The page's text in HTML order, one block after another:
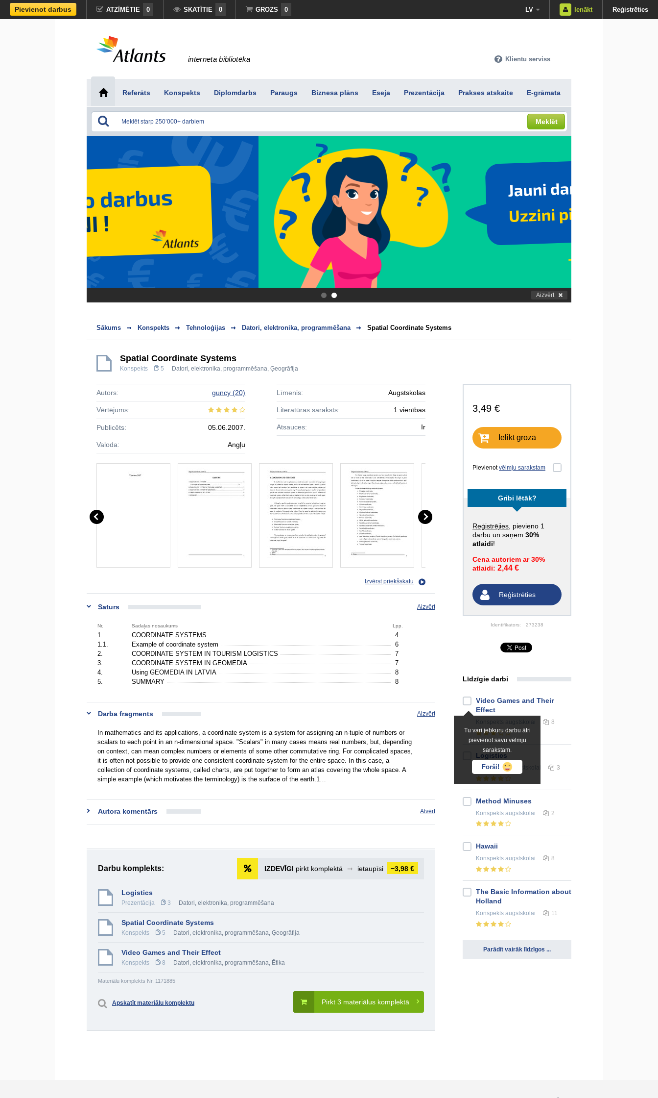
Pievienot darbus ATZĪMĒTIE 0 SKATĪTIE 0 GROZS 0 LV Ienākt Reģistrēties
interneta bibliotēka Klientu serviss
Referāts Konspekts Diplomdarbs Paraugs Biznesa plāns Eseja Prezentācija Prakses atskaite E-grāmata
Meklēt
. Aizvērt
Sākums Konspekts Tehnoloģijas Datori, elektronika, programmēšana Spatial Coordinate Systems
Spatial Coordinate Systems
Konspekts 5 Datori, elektronika, programmēšana, Ģeogrāfija
3,49 €
Ielikt grozā
Pievienotvēlmju sarakstam
Gribi lētāk?
Reģistrējies , pievieno 1
darbu un saņem 30%
atlaidi!
Cena autoriem ar 30%
atlaidi: 2,44 €
Reģistrēties
Identifikators: 273238
Autors: guncy (20)
Vērtējums:
Publicēts: 05.06.2007.
Valoda: Angļu
Līmenis: Augstskolas
Literatūras saraksts: 1 vienības
Atsauces: Ir
Izvērst priekšskatu
Saturs Aizvērt
Nr. Sadaļas nosaukums Lpp.
1. COORDINATE SYSTEMS
4
1.1.
Example of coordinate system
6
2.
COORDINATE SYSTEM IN TOURISM LOGISTICS
7
3.
COORDINATE SYSTEM IN GEOMEDIA
7
4.
Using GEOMEDIA IN LATVIA
8
5.
SUMMARY 8
Darba fragments Aizvērt
In mathematics and its applications, a coordinate system is a system for assigning an n-tuple of numbers or
scalars to each point in an n-dimensional space. "Scalars" in many cases means real numbers, but, depending
on context, can mean complex numbers or elements of some other commutative ring. For complicated spaces,
it is often not possible to provide one consistent coordinate system for the entire space. In this case, a
collection of coordinate systems, called charts, are put together to form an atlas covering the whole space. A
simple example (which motivates the terminology) is the surface of the earth.1…
Autora komentārs Atvērt
Darbu komplekts: IZDEVĪGI pirkt komplektā ➞ ietaupīsi −3,98 €
Logistics
Prezentācija 3 Datori, elektronika, programmēšana
Spatial Coordinate Systems
Konspekts 5 Datori, elektronika, programmēšana, Ģeogrāfija
Video Games and Their Effect
Konspekts 8 Datori, elektronika, programmēšana, Ētika
Materiālu komplekts Nr. 1171885
Pirkt 3 materiālus komplektā
Apskatīt materiālu komplektu
Līdzīgie darbi
Tu vari jebkuru darbu ātri
pievienot savu vēlmju
sarakstam.
Forši!
Video Games and Their
Effect
8
Logistics
Prezentācijaaugstskolai 3
Method Minuses
Konspekts augstskolai 2
Hawaii
Konspekts augstskolai 8
The Basic Information about
Holland
Konspekts augstskolai 11
Parādīt vairāk līdzīgos ...